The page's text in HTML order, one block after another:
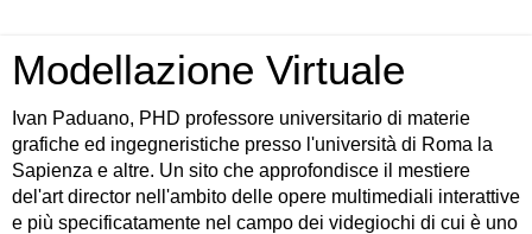
Modellazione Virtuale
Ivan Paduano, PHD professore universitario di materie
grafiche ed ingegneristiche presso l'università di Roma la
Sapienza e altre. Un sito che approfondisce il mestiere
del'art director nell'ambito delle opere multimediali interattive
e più specificatamente nel campo dei videgiochi di cui è uno